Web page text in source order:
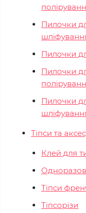
Пилочки
Пилочки
Пилочки
Пилочки
Тіпси та
Клей для
Тіпси
Тіпсорізи